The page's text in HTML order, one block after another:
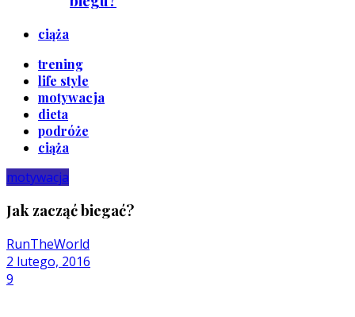
ciąża
trening
life style
motywacja
dieta
podróże
ciąża
motywacja
Jak zacząć biegać?
RunTheWorld
2 lutego, 2016
9